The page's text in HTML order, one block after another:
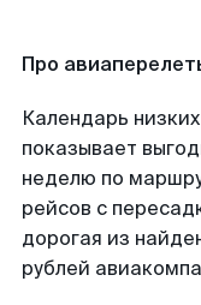
Про
Календарь
показывает
неделю по
рейсов с
дорогая из
рублей